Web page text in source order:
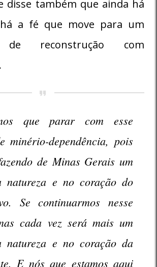
disse também que ainda há
há a fé que move para um
de reconstrução com
que parar com esse
minério-dependência, pois
de Minas Gerais um
natureza e no coração do
Se continuarmos nesse
cada vez será mais um
natureza e no coração da
E nós que estamos aqui